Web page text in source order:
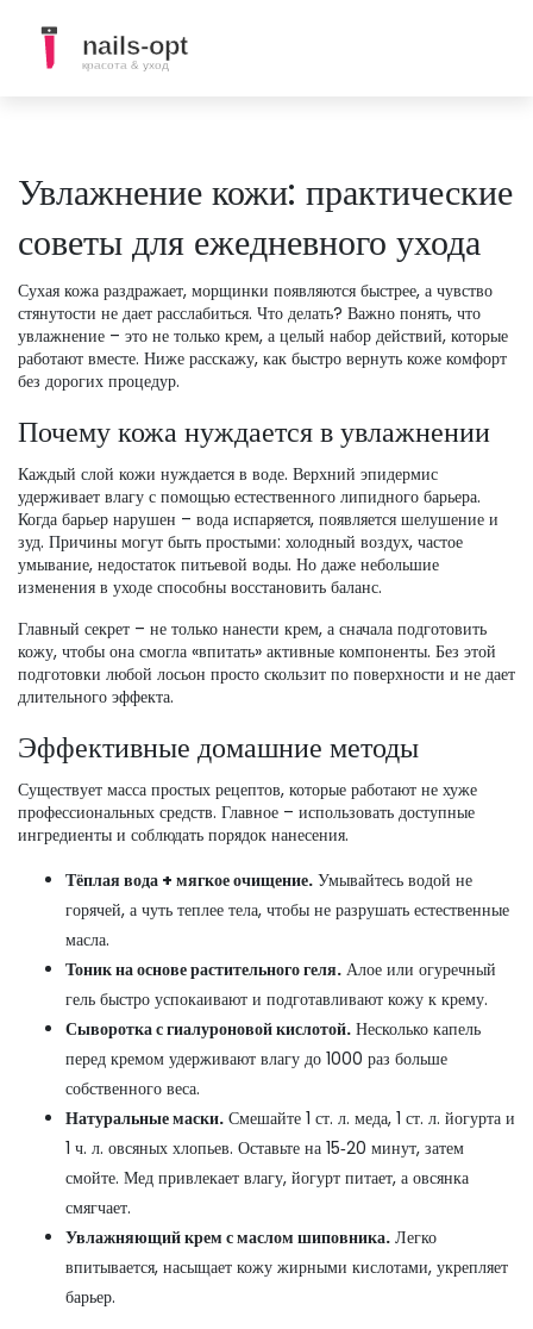
Увлажнение кожи: практические
советы для ежедневного ухода
Сухая кожа раздражает, морщинки появляются быстрее, а чувство
стянутости не дает расслабиться. Что делать? Важно понять, что
увлажнение – это не только крем, а целый набор действий, которые
работают вместе. Ниже расскажу, как быстро вернуть коже комфорт
без дорогих процедур.
Почему кожа нуждается в увлажнении
Каждый слой кожи нуждается в воде. Верхний эпидермис
удерживает влагу с помощью естественного липидного барьера.
Когда барьер нарушен – вода испаряется, появляется шелушение и
зуд. Причины могут быть простыми: холодный воздух, частое
умывание, недостаток питьевой воды. Но даже небольшие
изменения в уходе способны восстановить баланс.
Главный секрет – не только нанести крем, а сначала подготовить
кожу, чтобы она смогла «впитать» активные компоненты. Без этой
подготовки любой лосьон просто скользит по поверхности и не дает
длительного эффекта.
Эффективные домашние методы
Существует масса простых рецептов, которые работают не хуже
профессиональных средств. Главное – использовать доступные
ингредиенты и соблюдать порядок нанесения.
Тёплая вода + мягкое очищение. Умывайтесь водой не
горячей, а чуть теплее тела, чтобы не разрушать естественные
масла.
Тоник на основе растительного геля. Алое или огуречный
гель быстро успокаивают и подготавливают кожу к крему.
Сыворотка с гиалуроновой кислотой. Несколько капель
перед кремом удерживают влагу до 1000 раз больше
собственного веса.
Натуральные маски. Смешайте 1 ст. л. меда, 1 ст. л. йогурта и
1 ч. л. овсяных хлопьев. Оставьте на 15‑20 минут, затем
смойте. Мед привлекает влагу, йогурт питает, а овсянка
смягчает.
Увлажняющий крем с маслом шиповника. Легко
впитывается, насыщает кожу жирными кислотами, укрепляет
барьер.